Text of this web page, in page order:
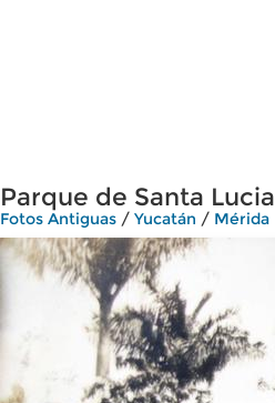
Parque de Santa Lucia
Fotos Antiguas / Yucatán / Mérida